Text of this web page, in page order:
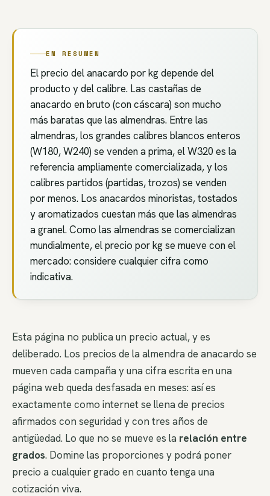
EN RESUMEN
El precio del anacardo por kg depende del
producto y del calibre. Las castañas de
anacardo en bruto (con cáscara) son mucho
más baratas que las almendras. Entre las
almendras, los grandes calibres blancos enteros
(W180, W240) se venden a prima, el W320 es la
referencia ampliamente comercializada, y los
calibres partidos (partidas, trozos) se venden
por menos. Los anacardos minoristas, tostados
y aromatizados cuestan más que las almendras
a granel. Como las almendras se comercializan
mundialmente, el precio por kg se mueve con el
mercado: considere cualquier cifra como
indicativa.
Esta página no publica un precio actual, y es
deliberado. Los precios de la almendra de anacardo se
mueven cada campaña y una cifra escrita en una
página web queda desfasada en meses: así es
exactamente como internet se llena de precios
afirmados con seguridad y con tres años de
antigüedad. Lo que no se mueve es la relación entre
grados. Domine las proporciones y podrá poner
precio a cualquier grado en cuanto tenga una
cotización viva.